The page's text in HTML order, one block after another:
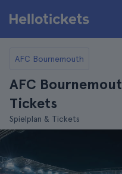
AFC Bournemouth
AFC
Tickets
Spielplan & Tickets